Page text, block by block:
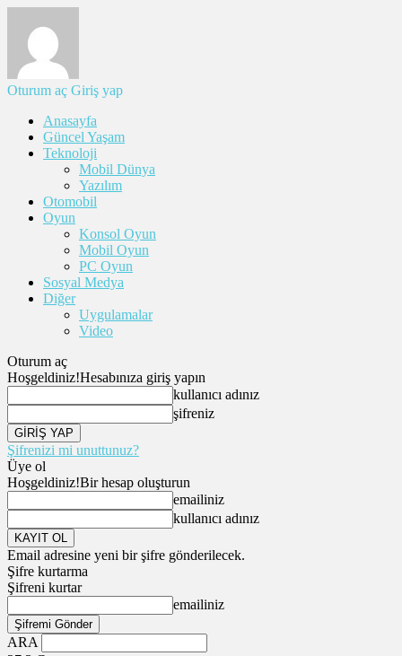
Oturum aç Giriş yap
Anasayfa
Güncel Yaşam
Teknoloji
Mobil Dünya
Yazılım
Otomobil
Oyun
Konsol Oyun
Mobil Oyun
PC Oyun
Sosyal Medya
Diğer
Uygulamalar
Video
Oturum aç
Hoşgeldiniz!Hesabınıza giriş yapın
kullanıcı adınız
şifreniz
Şifrenizi mi unuttunuz?
Üye ol
Hoşgeldiniz!Bir hesap oluşturun
emailiniz
kullanıcı adınız
Email adresine yeni bir şifre gönderilecek.
Şifre kurtarma
Şifreni kurtar
emailiniz
ARA